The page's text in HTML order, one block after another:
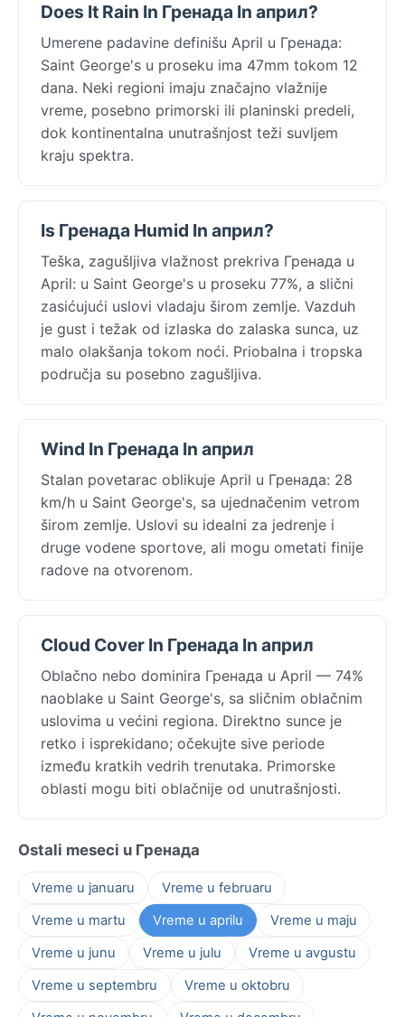
Does It Rain In Гренада In април?
Umerene padavine definišu April u Гренада:
Saint George's u proseku ima 47mm tokom 12
dana. Neki regioni imaju značajno vlažnije
vreme, posebno primorski ili planinski predeli,
dok kontinentalna unutrašnjost teži suvljem
kraju spektra.
Is Гренада Humid In април?
Teška, zagušljiva vlažnost prekriva Гренада u
April: u Saint George's u proseku 77%, a slični
zasićujući uslovi vladaju širom zemlje. Vazduh
je gust i težak od izlaska do zalaska sunca, uz
malo olakšanja tokom noći. Priobalna i tropska
područja su posebno zagušljiva.
Wind In Гренада In април
Stalan povetarac oblikuje April u Гренада: 28
km/h u Saint George's, sa ujednačenim vetrom
širom zemlje. Uslovi su idealni za jedrenje i
druge vodene sportove, ali mogu ometati finije
radove na otvorenom.
Cloud Cover In Гренада In април
Oblačno nebo dominira Гренада u April — 74%
naoblake u Saint George's, sa sličnim oblačnim
uslovima u većini regiona. Direktno sunce je
retko i isprekidano; očekujte sive periode
između kratkih vedrih trenutaka. Primorske
oblasti mogu biti oblačnije od unutrašnjosti.
Ostali meseci u Гренада
Vreme u januaru
Vreme u februaru
Vreme u martu
Vreme u aprilu
Vreme u maju
Vreme u junu
Vreme u julu
Vreme u avgustu
Vreme u septembru
Vreme u oktobru